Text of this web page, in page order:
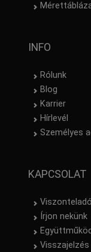
INFO
Rólunk
Blog
Karrier
Hírlevél
Személyes
KAPCSOLAT
Írjon nekünk
Visszajelzés